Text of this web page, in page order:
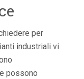
per
industriali vi
possono